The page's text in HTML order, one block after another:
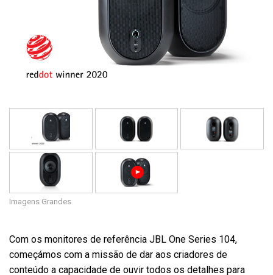
Idioma/Região
Imagens Grandes
Com os monitores de referência JBL One Series 104,
começámos com a missão de dar aos criadores de
conteúdo a capacidade de ouvir todos os detalhes para